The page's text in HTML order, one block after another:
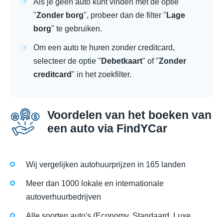
Als je geen auto kunt vinden met de optie
"Zonder borg", probeer dan de filter " Lage
borg" te gebruiken.
Om een auto te huren zonder creditcard,
selecteer de optie " Debetkaart" of "Zonder
creditcard" in het zoekfilter.
Voordelen van het boeken van
een auto via FindYCar
Wij vergelijken autohuurprijzen in 165 landen
Meer dan 1000 lokale en internationale
autoverhuurbedrijven